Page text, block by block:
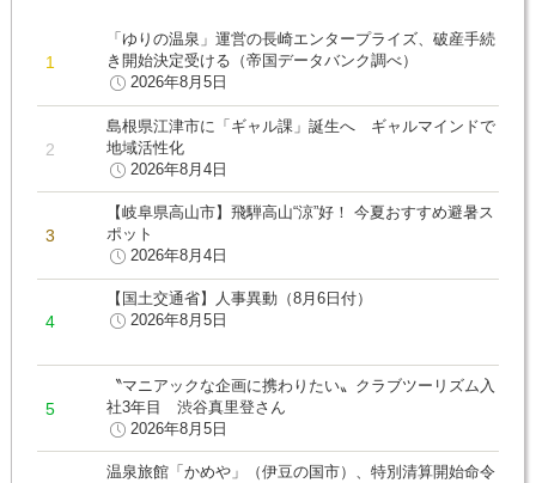
「ゆりの温泉」運営の長崎エンタープライズ、破産手続
き開始決定受ける（帝国データバンク調べ）
2026年8月5日
島根県江津市に「ギャル課」誕生へ ギャルマインドで
地域活性化
2026年8月4日
【岐阜県高山市】飛騨高山“涼”好！ 今夏おすすめ避暑ス
ポット
2026年8月4日
【国土交通省】人事異動（8月6日付）
2026年8月5日
〝マニアックな企画に携わりたい〟クラブツーリズム入
社3年目 渋谷真里登さん
2026年8月5日
温泉旅館「かめや」（伊豆の国市）、特別清算開始命令